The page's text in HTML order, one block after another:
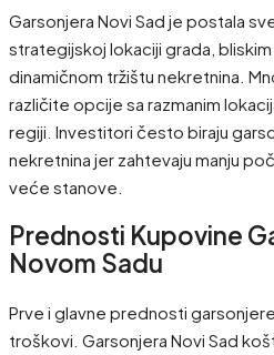
Garsonjera Novi Sad je postala
strategijskoj lokaciji grada,
dinamičnom tržištu nekretnina.
različite opcije sa razmanim
regiji. Investitori često biraju
nekretnina jer zahtevaju manju
veće stanove.
Prednosti Kupovine
Novom Sadu
Prve i glavne prednosti garsonjere
troškovi. Garsonjera Novi Sad